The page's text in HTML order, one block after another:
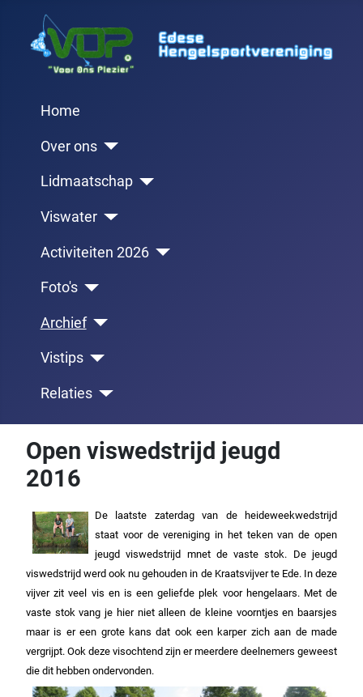
Home
Over ons
Lidmaatschap
Viswater
Activiteiten 2026
Foto's
Archief
Vistips
Relaties
Open viswedstrijd jeugd
2016
De laatste zaterdag van de heideweekwedstrijd
staat voor de vereniging in het teken van de open
jeugd viswedstrijd mnet de vaste stok. De jeugd
viswedstrijd werd ook nu gehouden in de Kraatsvijver te Ede. In deze
vijver zit veel vis en is een geliefde plek voor hengelaars. Met de
vaste stok vang je hier niet alleen de kleine voorntjes en baarsjes
maar is er een grote kans dat ook een karper zich aan de made
vergrijpt. Ook deze visochtend zijn er meerdere deelnemers geweest
die dit hebben ondervonden.